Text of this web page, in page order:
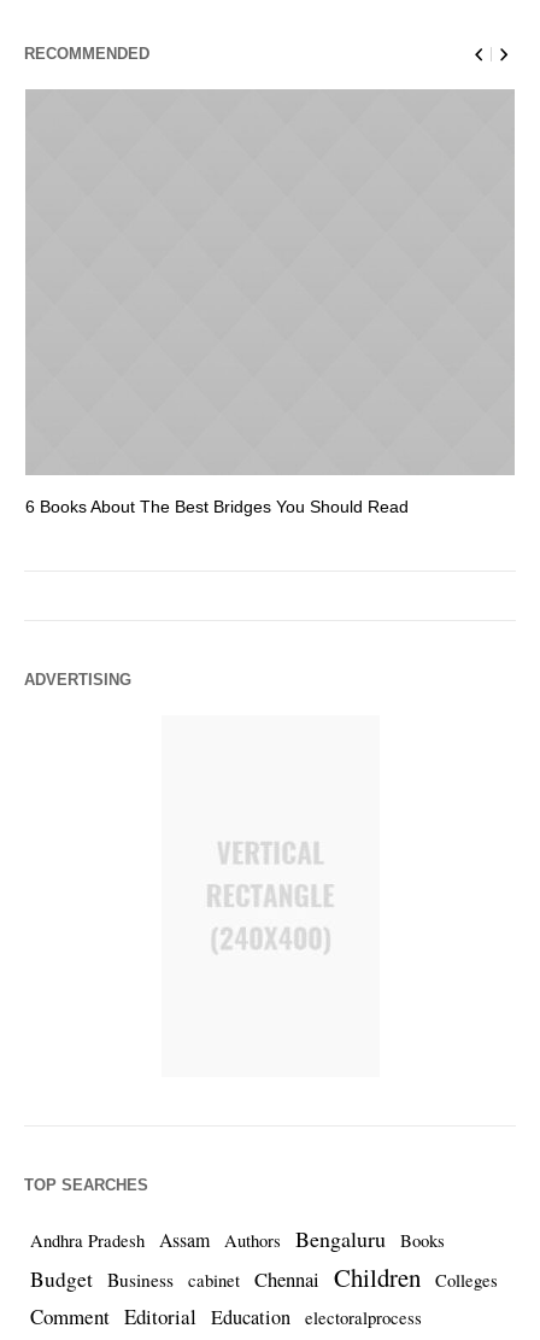
RECOMMENDED
6 Books About The Best Bridges You Should Read
ADVERTISING
TOP SEARCHES
Andhra Pradesh Assam Authors Bengaluru Books
Budget Business cabinet Chennai Children Colleges
Comment Editorial Education electoralprocess